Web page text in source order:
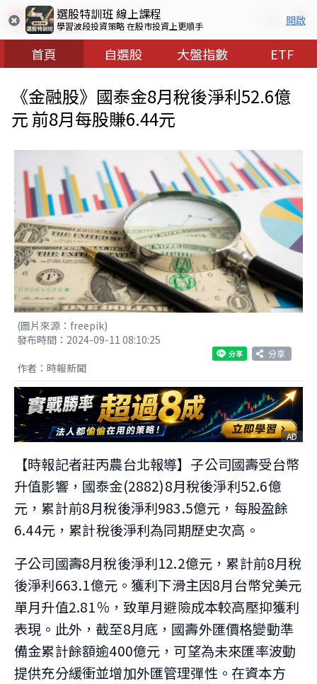
選股特訓班 線上課程
學習波段投資策略 在股市投資上更順手 開啟
首頁 自選股 大盤指數 ETF
《金融股》國泰金8月稅後淨利52.6億
元 前8月每股賺6.44元
(圖片來源：freepik)
發布時間：2024-09-11 08:10:25
分享
作者：時報新聞
AD
【時報記者莊丙農台北報導】子公司國壽受台幣
升值影響，國泰金(2882)8月稅後淨利52.6億
元，累計前8月稅後淨利983.5億元，每股盈餘
6.44元，累計稅後淨利為同期歷史次高。
子公司國壽8月稅後淨利12.2億元，累計前8月稅
後淨利663.1億元。獲利下滑主因8月台幣兌美元
單月升值2.81％，致單月避險成本較高壓抑獲利
表現。此外，截至8月底，國壽外匯價格變動準
備金累計餘額逾400億元，可望為未來匯率波動
提供充分緩衝並增加外匯管理彈性。在資本方